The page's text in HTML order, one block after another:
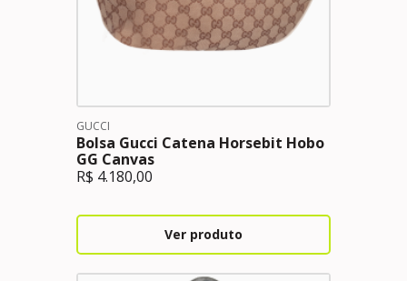
GUCCI
Bolsa Gucci Catena Horsebit Hobo
GG Canvas
R$ 4.180,00
Ver produto